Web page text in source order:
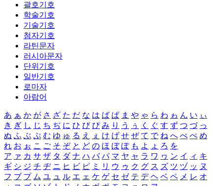
괄호기호
학술기호
기술기호
첨자기호
라틴문자
러시아문자
단위기호
일반기호
로마자
아랍어
あ ぁ か が さ ざ た だ な は ば ぱ ま や ゃ ら わ ゎ ん い ぃ
き ぎ し じ ち ぢ に ひ び ぴ み り う ぅ く ぐ す ず つ づ っ
ぬ ふ ぶ ぷ む ゆ ゅ る え ぇ け げ せ ぜ て で ね へ べ ぺ め
れ お ぉ こ ご そ ぞ と ど の ほ ぼ ぽ も よ ょ ろ を
ア ァ カ サ ザ タ ダ ナ ハ バ パ マ ヤ ャ ラ ワ ヮ ン イ ィ キ
ギ シ ジ チ ヂ ニ ヒ ビ ピ ミ リ ウ ゥ ク グ ス ズ ツ ヅ ッ ヌ
フ ブ プ ム ユ ュ ル エ ェ ケ ゲ セ ゼ テ デ ヘ ベ ペ メ レ オ